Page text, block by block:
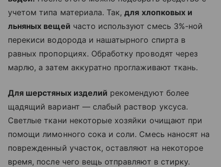
учетом типа материала. Так,для хлопковых и
льняных вещей часто используют смесь 3%-ной
перекиси водорода и нашатырного спирта в
равных пропорциях. Обработку проводят через
марлю, а затем аккуратно проглаживают ткань.
Для шерстяных изделий рекомендуют более
щадящий вариант — слабый раствор уксуса.
Светлые ткани некоторые хозяйки очищают при
помощи лимонного сока и соли. Смесь наносят на
поврежденный участок, оставляют на некоторое
время, после чего вещь отправляют в стирку.